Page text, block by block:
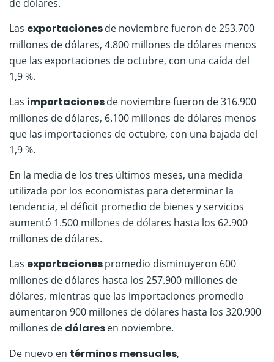
de dólares.
Las exportacionesde noviembre fueron de 253.700
millones de dólares, 4.800 millones de dólares menos
que las exportaciones de octubre, con una caída del
1,9 %.
Las importacionesde noviembre fueron de 316.900
millones de dólares, 6.100 millones de dólares menos
que las importaciones de octubre, con una bajada del
1,9 %.
En la media de los tres últimos meses, una medida
utilizada por los economistas para determinar la
tendencia, el déficit promedio de bienes y servicios
aumentó 1.500 millones de dólares hasta los 62.900
millones de dólares.
Las exportacionespromedio disminuyeron 600
millones de dólares hasta los 257.900 millones de
dólares, mientras que las importaciones promedio
aumentaron 900 millones de dólares hasta los 320.900
millones de dólaresen noviembre.
De nuevo en términos mensuales,